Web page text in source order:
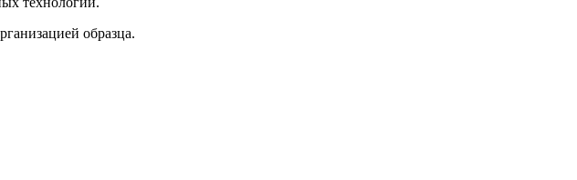
образца.